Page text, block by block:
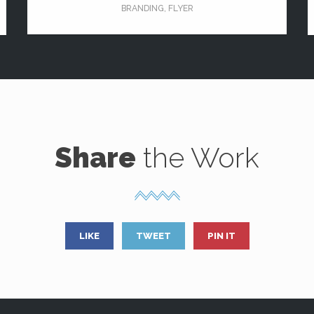
BRANDING, FLYER
Share the Work
LIKE TWEET PIN IT